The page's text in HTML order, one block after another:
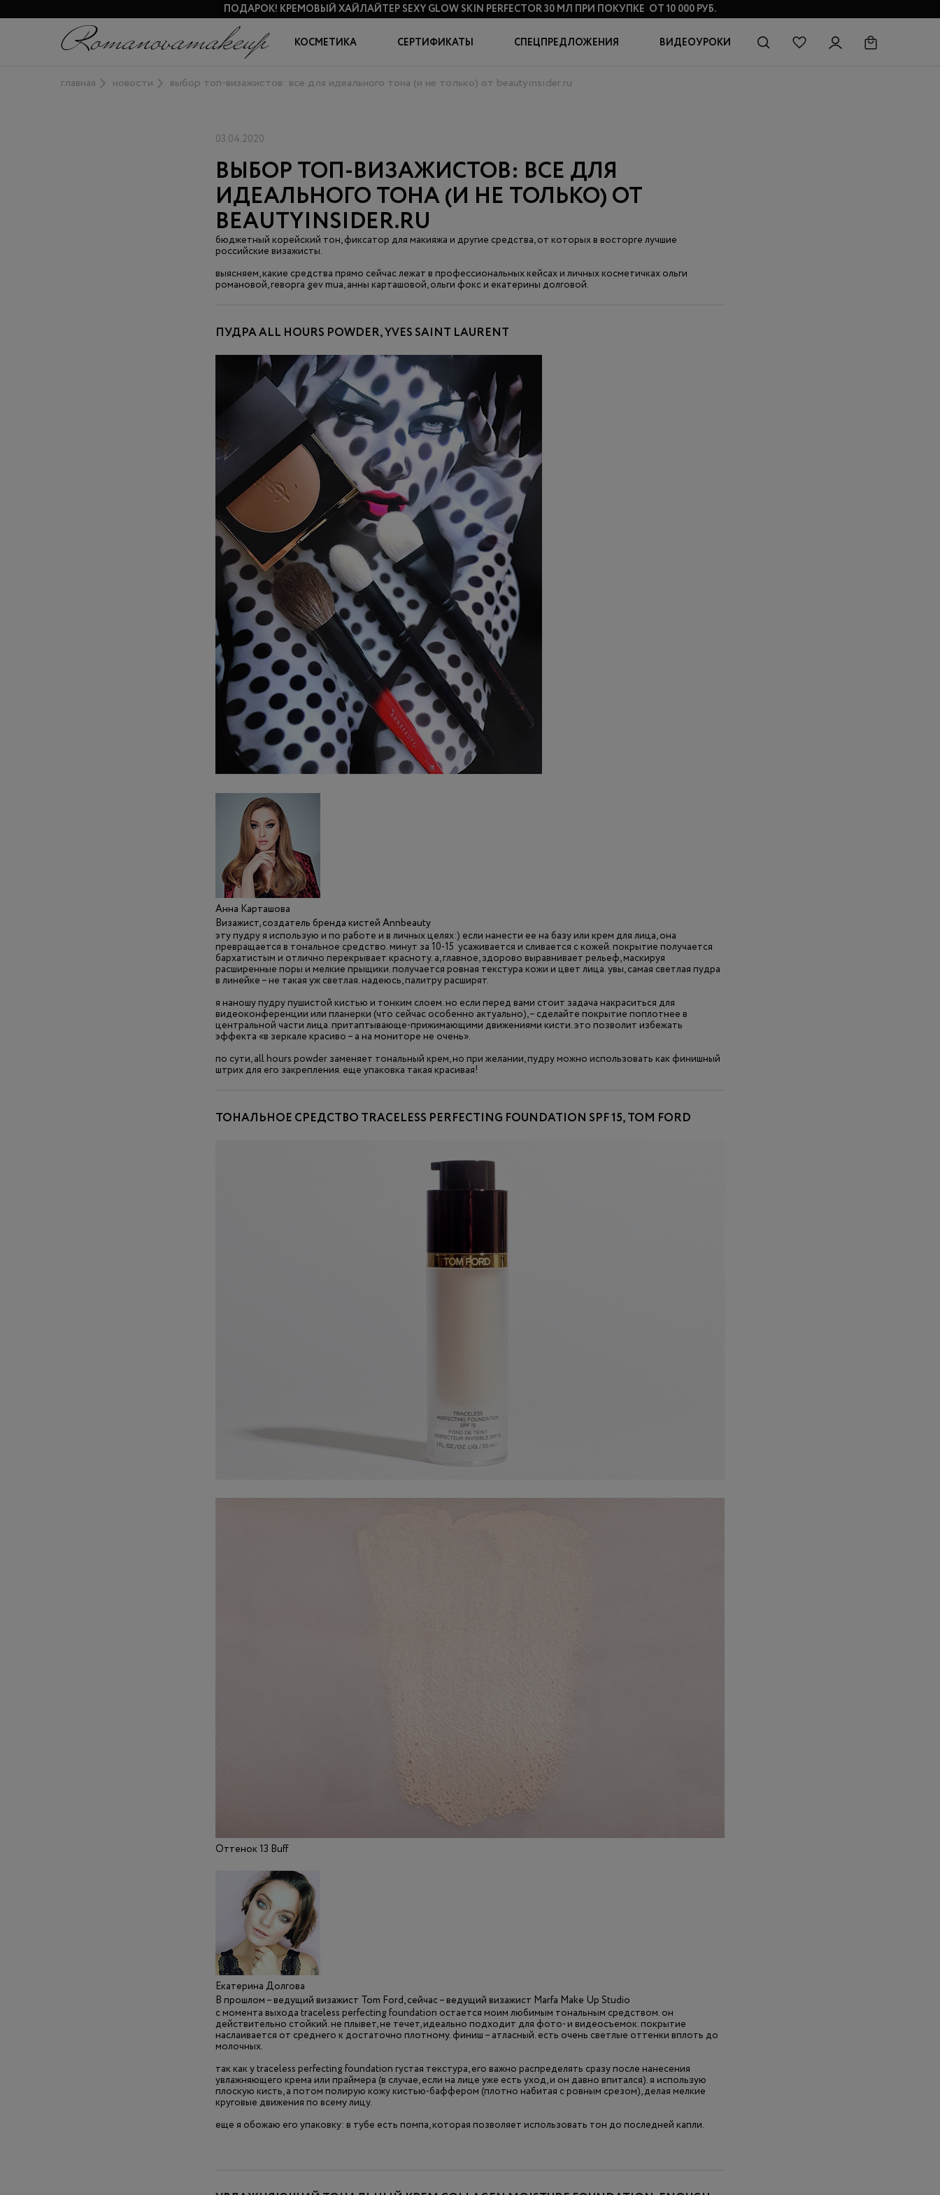
ПОДАРОК! КРЕМОВЫЙ ХАЙЛАЙТЕР SEXY GLOW SKIN PERFECTOR 30 МЛ ПРИ ПОКУПКЕ ОТ 10 000 РУБ.
КОСМЕТИКА СЕРТИФИКАТЫ СПЕЦПРЕДЛОЖЕНИЯ ВИДЕОУРОКИ
главная новости выбор топ-визажистов: все для идеального тона (и не только) от beautyinsider.ru
03.04.2020
ВЫБОР ТОП-ВИЗАЖИСТОВ: ВСЕ ДЛЯ
ИДЕАЛЬНОГО ТОНА (И НЕ ТОЛЬКО) ОТ
BEAUTYINSIDER.RU
бюджетный корейский тон, фиксатор для макияжа и другие средства, от которых в восторге лучшие
российские визажисты.
выясняем, какие средства прямо сейчас лежат в профессиональных кейсах и личных косметичках ольги
романовой, геворга gev mua, анны карташовой, ольги фокс и екатерины долговой.
ПУДРА ALL HOURS POWDER, YVES SAINT LAURENT
Анна Карташова
Визажист, создатель бренда кистей Annbeauty
эту пудру я использую и по работе и в личных целях:) если нанести ее на базу или крем для лица, она
превращается в тональное средство. минут за 10-15 усаживается и сливается с кожей. покрытие получается
бархатистым и отлично перекрывает красноту. а, главное, здорово выравнивает рельеф, маскируя
расширенные поры и мелкие прыщики. получается ровная текстура кожи и цвет лица. увы, самая светлая пудра
в линейке – не такая уж светлая. надеюсь, палитру расширят.
я наношу пудру пушистой кистью и тонким слоем. но если перед вами стоит задача накраситься для
видеоконференции или планерки (что сейчас особенно актуально), – сделайте покрытие поплотнее в
центральной части лица. притаптывающе-прижимающими движениями кисти. это позволит избежать
эффекта «в зеркале красиво – а на мониторе не очень».
по сути, all hours powder заменяет тональный крем, но при желании, пудру можно использовать как финишный
штрих для его закрепления. еще упаковка такая красивая!
ТОНАЛЬНОЕ СРЕДСТВО TRACELESS PERFECTING FOUNDATION SPF 15, TOM FORD
Оттенок 13 Buff
Екатерина Долгова
В прошлом – ведущий визажист Tom Ford, сейчас – ведущий визажист Marfa Make Up Studio
с момента выхода traceless perfecting foundation остается моим любимым тональным средством. он
действительно стойкий. не плывет, не течет, идеально подходит для фото- и видеосъемок. покрытие
наслаивается от среднего к достаточно плотному. финиш – атласный. есть очень светлые оттенки вплоть до
молочных.
так как у traceless perfecting foundation густая текстура, его важно распределять сразу после нанесения
увлажняющего крема или праймера (в случае, если на лице уже есть уход, и он давно впитался). я использую
плоскую кисть, а потом полирую кожу кистью-баффером (плотно набитая с ровным срезом), делая мелкие
круговые движения по всему лицу.
еще я обожаю его упаковку: в тубе есть помпа, которая позволяет использовать тон до последней капли.